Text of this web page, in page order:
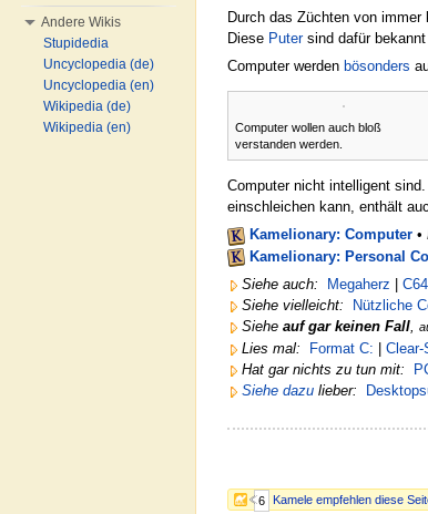
6 Kamele empfehlen diese
Durch das Züchten von immer
Diese Putersind dafür bekannt
Computer werden bösonders
Computer wollen auch bloß
verstanden werden.
Computer nicht intelligent
einschleichen kann, enthält
Kamelionary: Computer •
Kamelionary: Personal
Siehe auch:
Megaherz C64
Siehe vielleicht:
Nützliche
Siehe auf gar keinen Fall,
Lies mal:
Format C:
Hat gar nichts zu tun mit:
Siehe dazu lieber:
Andere Wikis
Stupidedia
Uncyclopedia (de)
Uncyclopedia (en)
Wikipedia (de)
Wikipedia (en)